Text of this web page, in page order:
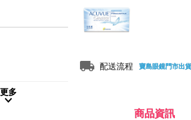
更多
配送流程 寶島眼鏡門市出貨
商品資訊